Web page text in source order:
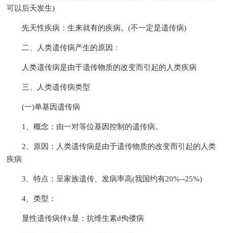
可以后天发生)
先天性疾病：生来就有的疾病。(不一定是遗传病)
二、人类遗传病产生的原因：
人类遗传病是由于遗传物质的改变而引起的人类疾病
三、人类遗传病类型
(一)单基因遗传病
1、概念：由一对等位基因控制的遗传病。
2、原因：人类遗传病是由于遗传物质的改变而引起的人类
疾病
3、特点：呈家族遗传、发病率高(我国约有20%--25%)
4、类型：
显性遗传病伴x显：抗维生素d佝偻病